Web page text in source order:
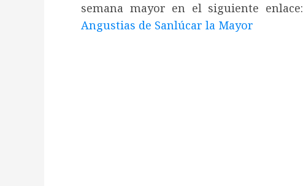
semana mayor en el siguiente enlace:
Angustias de Sanlúcar la Mayor